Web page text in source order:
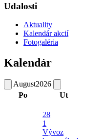
Udalosti
Aktuality
Kalendár akcií
Fotogaléria
Kalendár
August2026
Po
Ut
28
1
Vývoz